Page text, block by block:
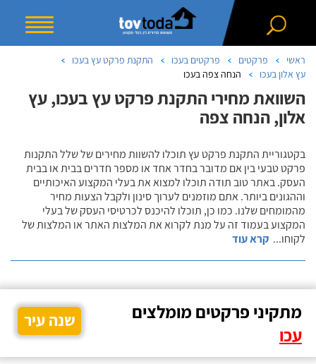
ראשי פרקטים פרקטים בעכו
התקנת פרקט עץ בעכו
עץ אלון בעכו
הנחה צפה בעכו
השוואת מחירי התקנת פרקט עץ בעכו, עץ
אלון, הנחה צפה
בקטגוריית התקנת פרקט עץ תוכלו להשוות מחירים של שלל התקנות
פרקט טבעי בין אם מדובר בחדר אחד או מספר חדרים בבית או בבית
העסק. באתר טוב תודה תוכלו למצוא את בעלי המקצוע האיכותיים
וההגונים ביותר. אתם מוזמנים לערוך סינון ולקבל הצעות מחיר
מהמומחים שלנו. כמו כן, תוכלו להיכנס לכרטיסי העסק של בעלי
המקצוע בעמוד זה על מנת לקרוא את המלצות האתר או המלצות של
לקוחו... קרא עוד
מתקיני פרקטים מומלצים
עכו
שנה עיר